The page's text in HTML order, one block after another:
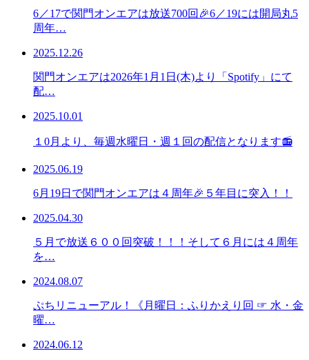
6／17で関門オンエアは放送700回🎉6／19には開局丸5
周年…
2025.12.26
関門オンエアは2026年1月1日(木)より「Spotify」にて
配…
2025.10.01
１0月より、毎週水曜日・週１回の配信となります📻
2025.06.19
6月19日で関門オンエアは４周年🎉５年目に突入！！
2025.04.30
５月で放送６００回突破！！！そして６月には４周年
を…
2024.08.07
ぷちリニューアル！《月曜日：ふりかえり回 ☞ 水・金
曜…
2024.06.12